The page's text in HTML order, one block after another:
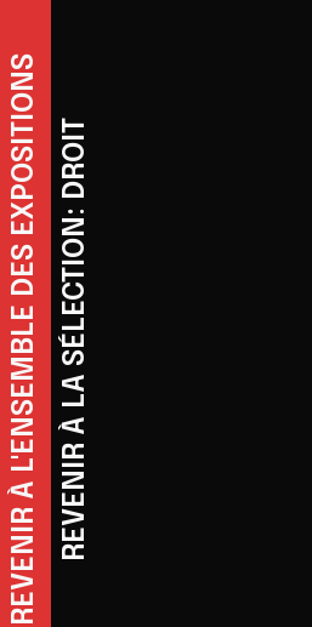
REVENIR À L'ENSEMBLE DES EXPOSITIONSREVENIR À LA SÉLECTION: DROIT